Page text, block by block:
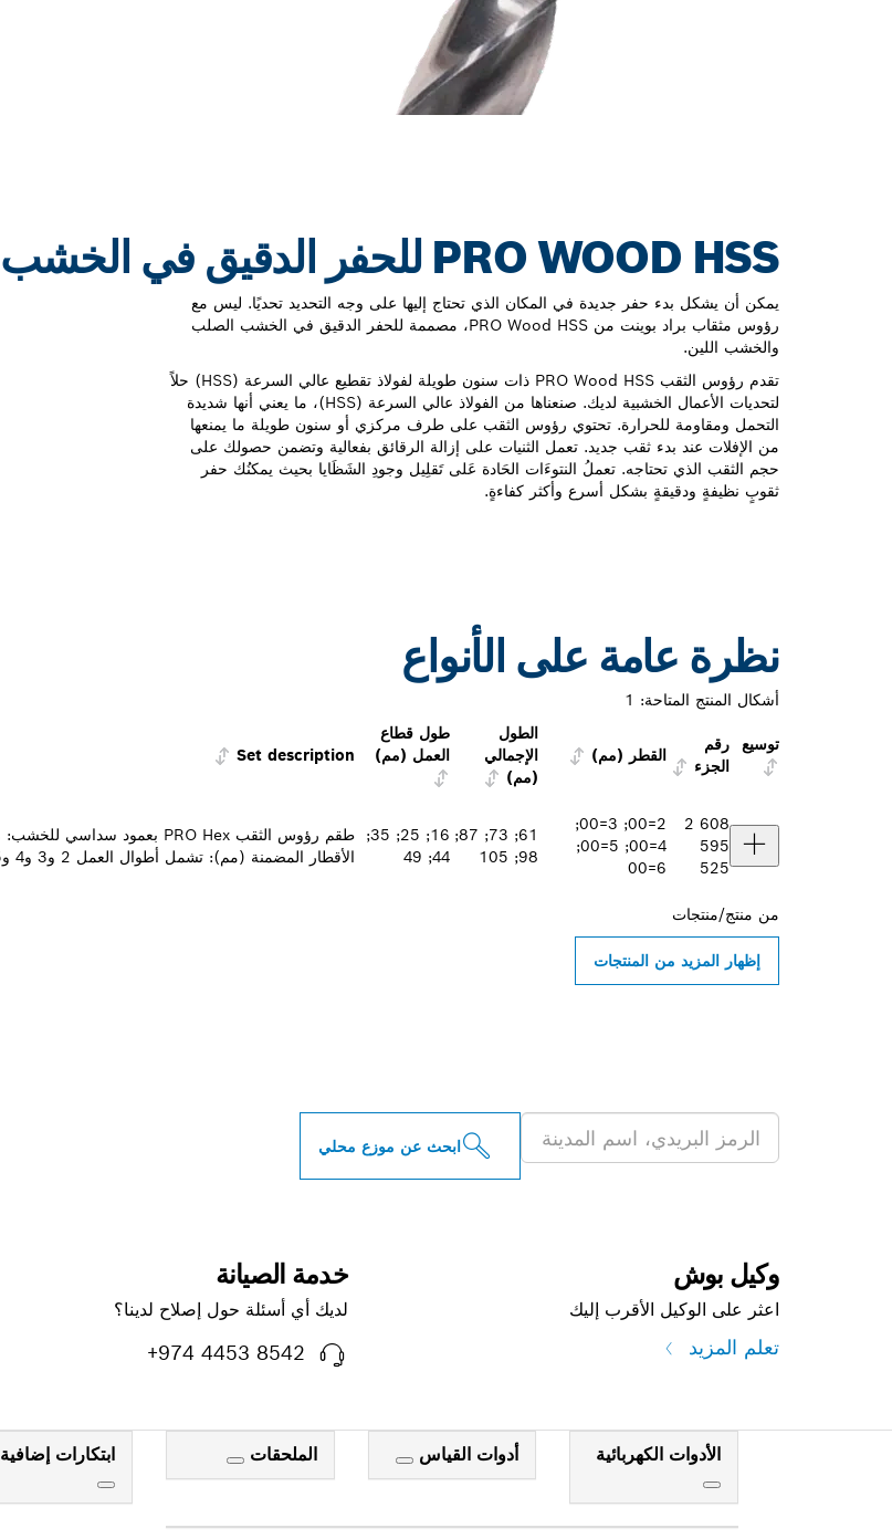
PRO WOOD HSS للحفر الدقيق في الخشب
يمكن أن يشكل بدء حفر جديدة في المكان الذي تحتاج إليها على وجه التحديد تحديًا. ليس مع
رؤوس مثقاب براد بوينت من PRO Wood HSS، مصممة للحفر الدقيق في الخشب الصلب
والخشب اللين.
تقدم رؤوس الثقب PRO Wood HSS ذات سنون طويلة لفولاذ تقطيع عالي السرعة (HSS) حلاً
لتحديات الأعمال الخشبية لديك. صنعناها من الفولاذ عالي السرعة (HSS)، ما يعني أنها شديدة
التحمل ومقاومة للحرارة. تحتوي رؤوس الثقب على طرف مركزي أو سنون طويلة ما يمنعها
من الإفلات عند بدء ثقب جديد. تعمل الثنيات على إزالة الرقائق بفعالية وتضمن حصولك على
حجم الثقب الذي تحتاجه. تعملُ النتوءَات الحَادة عَلى تَقلِيل وجودِ الشَظَايا بحيث يمكنُك حفر
ثقوبٍ نظيفةٍ ودقيقةٍ بشكل أسرع وأكثر كفاءةٍ.
نظرة عامة على الأنواع
أشكال المنتج المتاحة: 1
توسيع
رقم
الجزء
القطر (مم)
الطول
الإجمالي
(مم)
طول قطاع
العمل (مم)
Set description
2 608
595
525
2=00; 3=00;
4=00; 5=00;
6=00
61; 73; 87;
98; 105
16; 25; 35;
44; 49
الأقطار المضمنة (مم): تشمل أطوال العمل 2 و3 و4 و5 و6 (مم): 24؛ 33؛ 43؛ 52؛ 63
من منتج/منتجات
إظهار المزيد من المنتجات
ابحث عن موزع محلي
وكيل بوش
اعثر على الوكيل الأقرب إليك
تعلم المزيد
خدمة الصيانة
لديك أي أسئلة حول إصلاح لدينا؟
+974 4453 8542
الأدوات الكهربائية أدوات القياس الملحقات ابتكارات إضافية